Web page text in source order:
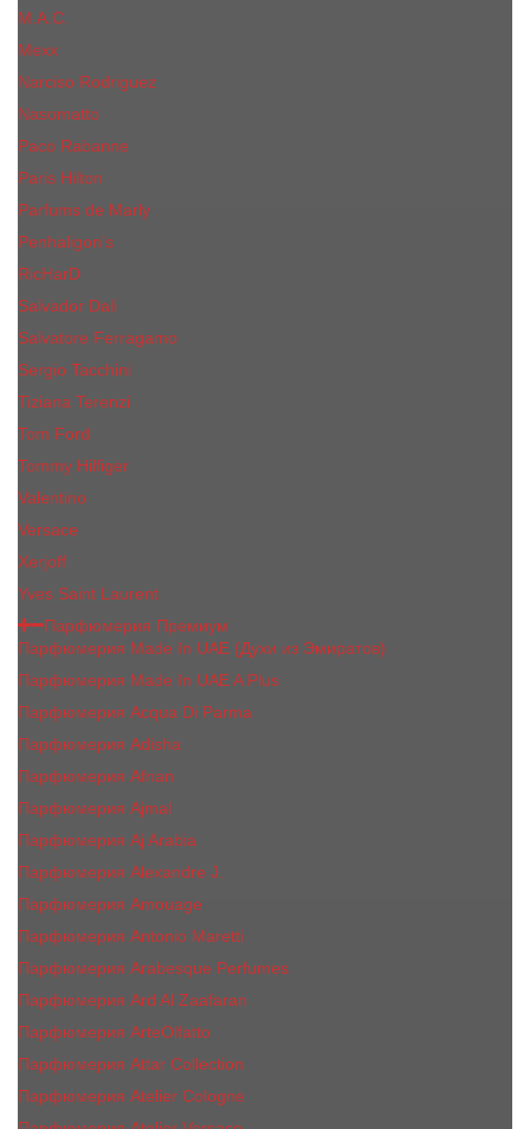
M.А.C.
Mexx
Narciso Rodriguez
Nasomatto
Paco Rabanne
Paris Hilton
Parfums de Marly
Penhaligon​'s
RicHarD
Salvador Dali
Salvatore Ferragamo
Sergio Tacchini
Tiziana Terenzi
Tom Ford
Tommy Hilfiger
Valentino
Versace
Xerjoff
Yves Saint Laurent
Парфюмерия Премиум
Парфюмерия Made In UAE (Духи из Эмиратов)
Парфюмерия Made In UAE A Plus
Парфюмерия Acqua Di Parma
Парфюмерия Adisha
Парфюмерия Afnan
Парфюмерия Ajmal
Парфюмерия Aj Arabia
Парфюмерия Alexandre J.
Парфюмерия Amouage
Парфюмерия Antonio Maretti
Парфюмерия Arabesque Perfumes
Парфюмерия Ard Al Zaafaran
Парфюмерия ArteOlfatto
Парфюмерия Attar Collection
Парфюмерия Atelier Cologne